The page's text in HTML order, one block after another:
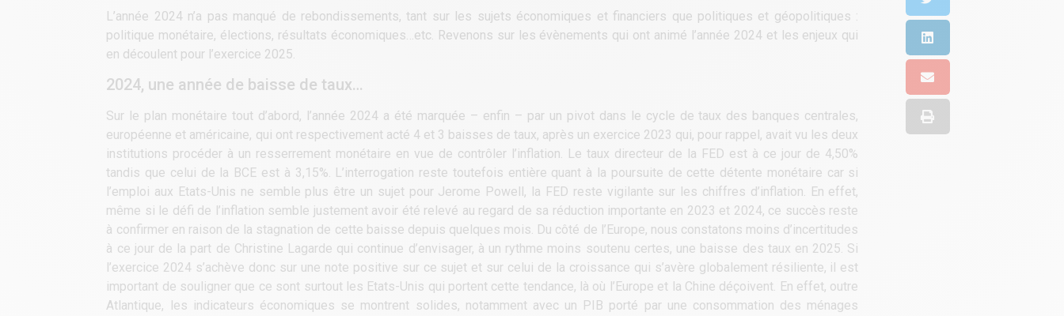
L’année 2024 n’a pas manqué de rebondissements, tant sur les sujets économiques et financiers que politiques et géopolitiques :
politique monétaire, élections, résultats économiques…etc. Revenons sur les évènements qui ont animé l’année 2024 et les enjeux qui
en découlent pour l’exercice 2025.
2024, une année de baisse de taux…
Sur le plan monétaire tout d’abord, l’année 2024 a été marquée – enfin ­– par un pivot dans le cycle de taux des banques centrales,
européenne et américaine, qui ont respectivement acté 4 et 3 baisses de taux, après un exercice 2023 qui, pour rappel, avait vu les deux
institutions procéder à un resserrement monétaire en vue de contrôler l’inflation. Le taux directeur de la FED est à ce jour de 4,50%
tandis que celui de la BCE est à 3,15%. L’interrogation reste toutefois entière quant à la poursuite de cette détente monétaire car si
l’emploi aux Etats-Unis ne semble plus être un sujet pour Jerome Powell, la FED reste vigilante sur les chiffres d’inflation. En effet,
même si le défi de l’inflation semble justement avoir été relevé au regard de sa réduction importante en 2023 et 2024, ce succès reste
à confirmer en raison de la stagnation de cette baisse depuis quelques mois. Du côté de l’Europe, nous constatons moins d’incertitudes
à ce jour de la part de Christine Lagarde qui continue d’envisager, à un rythme moins soutenu certes, une baisse des taux en 2025. Si
l’exercice 2024 s’achève donc sur une note positive sur ce sujet et sur celui de la croissance qui s’avère globalement résiliente, il est
important de souligner que ce sont surtout les Etats-Unis qui portent cette tendance, là où l’Europe et la Chine déçoivent. En effet, outre
Atlantique, les indicateurs économiques se montrent solides, notamment avec un PIB porté par une consommation des ménages